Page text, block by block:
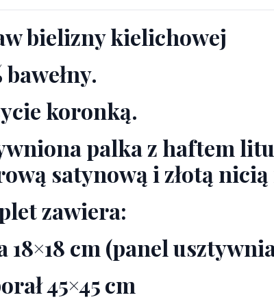
bielizny kielichowej
bawełny.
koronką.
palka z haftem
satynową i złotą
zawiera:
18×18 cm (panel
45×45 cm